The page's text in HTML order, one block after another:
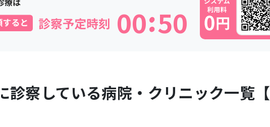
00 50
:
診察している病院・クリニック一覧【